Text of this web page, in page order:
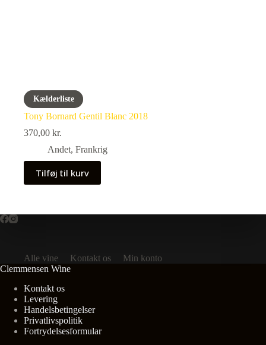
Kælderliste
Tony Bornard Gentil Blanc 2018
370,00 kr.
Andet, Frankrig
Tilføj til kurv
Alle vine Kontakt os
Min konto
Clemmensen Wine
Kontakt os
Levering
Handelsbetingelser
Privatlivspolitik
Fortrydelsesformular